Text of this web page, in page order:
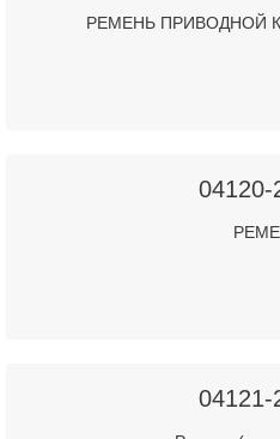
РЕМЕНЬ ПРИВОДНОЙ
04120-
04121-